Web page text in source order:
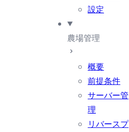
設定
農場管理
概要
前提条件
サーバー管
理
リバースプ